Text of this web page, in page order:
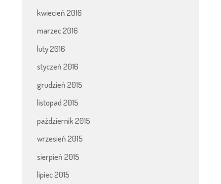
kwiecień 2016
marzec 2016
luty 2016
styczeń 2016
grudzień 2015
listopad 2015
październik 2015
wrzesień 2015
sierpień 2015
lipiec 2015